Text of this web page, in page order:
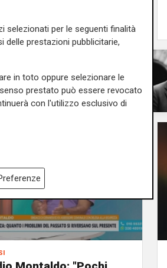
selezionati per le seguenti finalità
delle prestazioni pubblicitarie,
in toto oppure selezionare le
prestato può essere revocato
con l'utilizzo esclusivo di